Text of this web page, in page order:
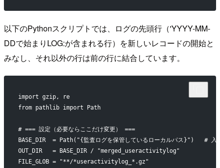
以下のPythonスクリプトでは、ログの先頭行（'YYYY-MM-
DDで始まりLOG:が含まれる行）を新しいレコードの開始と
みなし、それ以外の行は前の行に結合しています。
import gzip, re
from pathlib import Path
# === 設定（必要ならここだけ変更） ===
BASE_DIR  = Path("{監査ログを保管しているローカルパス}")   # 入
OUT_DIR   = BASE_DIR / "merged_useractivitylog"             #
FILE_GLOB = "**/*useractivitylog_*.gz"                      #